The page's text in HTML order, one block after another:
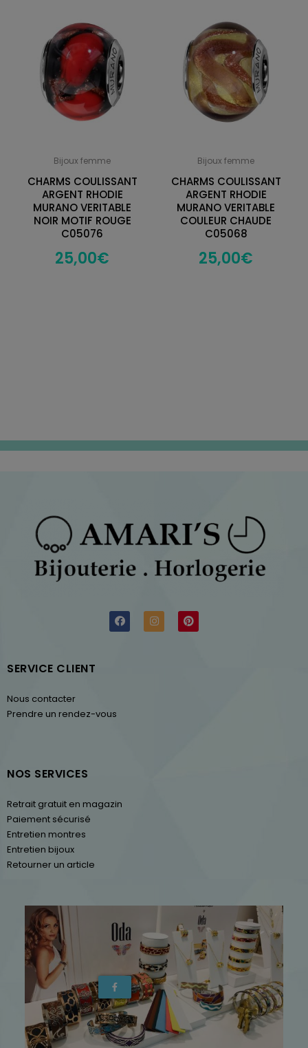
Bijoux femme
CHARMS COULISSANT
ARGENT RHODIE
MURANO VERITABLE
NOIR MOTIF ROUGE
C05076
25,00€
Bijoux femme
CHARMS COULISSANT
ARGENT RHODIE
MURANO VERITABLE
COULEUR CHAUDE
C05068
25,00€
SERVICE CLIENT
Nous contacter
Prendre un rendez-vous
NOS SERVICES
Retrait gratuit en magazin
Paiement sécurisé
Entretien montres
Entretien bijoux
Retourner un article